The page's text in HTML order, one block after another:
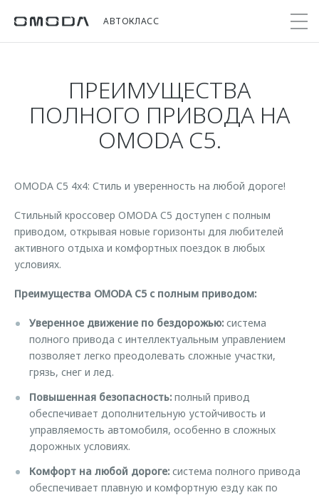
АВТОКЛАСС
Модели
от 2 739 000 ₽*
Покупателям
Выбор и покупка
Записаться на тест-драйв
Прайс-листы
OMODA Лизинг
Страхование
Кредитный калькулятор
Аксессуары
Одежда и сувениры
Оригинальные аксессуары
Запчасти
Трейд-ин
Владельцам
Кузовной ремонт
Поддержка
Помощь на дороге
Руководства по эксплуатации
Клиентская поддержка
O&J Автоклуб
Клуб владельцев OMODA
Приложение O&J
Одежда и сувениры
Мир OMODA
Онлайн-сервисы
Приложение O&J
Клуб владельцев OMODA
Бренд JAECOO
Обратная связь
ПРЕИМУЩЕСТВА
ПОЛНОГО ПРИВОДА НА
OMODA C5.
OMODA C5 4x4: Стиль и уверенность на любой дороге!
Стильный кроссовер OMODA C5 доступен с полным
приводом, открывая новые горизонты для любителей
активного отдыха и комфортных поездок в любых
условиях.
Преимущества OMODA C5 с полным приводом:
Уверенное движение по бездорожью: система
полного привода с интеллектуальным управлением
позволяет легко преодолевать сложные участки,
грязь, снег и лед.
Повышенная безопасность: полный привод
обеспечивает дополнительную устойчивость и
управляемость автомобиля, особенно в сложных
дорожных условиях.
Комфорт на любой дороге: система полного привода
обеспечивает плавную и комфортную езду как по